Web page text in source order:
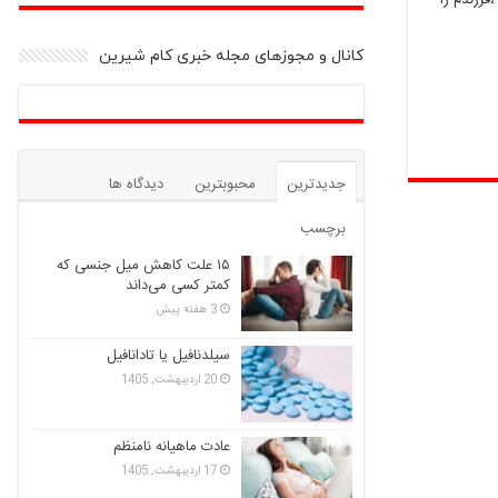
کانال و مجوزهای مجله خبری کام شیرین
جدیدترین محبوبترین
دیدگاه ها
برچسب
۱۵ علت کاهش میل جنسی که
کمتر کسی می‌داند
3 هفته پیش
سیلدنافیل یا تادانافیل
20 اردیبهشت, 1405
عادت ماهیانه نامنظم
17 اردیبهشت, 1405